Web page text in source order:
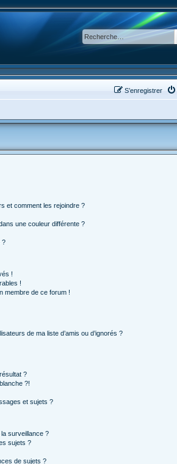
S’enregistrer
et comment les rejoindre ?
une couleur différente ?
?
!
!
membre de ce forum !
de ma liste d’amis ou d’ignorés ?
?
?!
et sujets ?
surveillance ?
sujets ?
de sujets ?